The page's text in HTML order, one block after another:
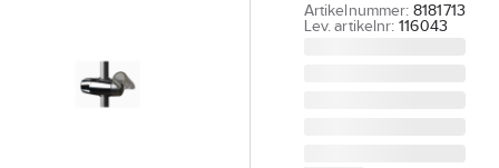
Artikelnummer: 8181713
Lev. artikelnr: 116043